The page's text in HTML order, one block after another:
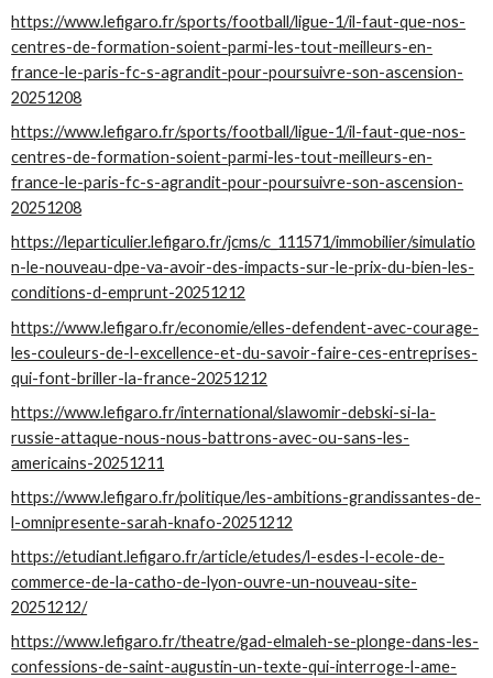
https://www.lefigaro.fr/sports/football/ligue-1/il-faut-que-nos-
centres-de-formation-soient-parmi-les-tout-meilleurs-en-
france-le-paris-fc-s-agrandit-pour-poursuivre-son-ascension-
20251208
https://www.lefigaro.fr/sports/football/ligue-1/il-faut-que-nos-
centres-de-formation-soient-parmi-les-tout-meilleurs-en-
france-le-paris-fc-s-agrandit-pour-poursuivre-son-ascension-
20251208
https://leparticulier.lefigaro.fr/jcms/c_111571/immobilier/simulatio
n-le-nouveau-dpe-va-avoir-des-impacts-sur-le-prix-du-bien-les-
conditions-d-emprunt-20251212
https://www.lefigaro.fr/economie/elles-defendent-avec-courage-
les-couleurs-de-l-excellence-et-du-savoir-faire-ces-entreprises-
qui-font-briller-la-france-20251212
https://www.lefigaro.fr/international/slawomir-debski-si-la-
russie-attaque-nous-nous-battrons-avec-ou-sans-les-
americains-20251211
https://www.lefigaro.fr/politique/les-ambitions-grandissantes-de-
l-omnipresente-sarah-knafo-20251212
https://etudiant.lefigaro.fr/article/etudes/l-esdes-l-ecole-de-
commerce-de-la-catho-de-lyon-ouvre-un-nouveau-site-
20251212/
https://www.lefigaro.fr/theatre/gad-elmaleh-se-plonge-dans-les-
confessions-de-saint-augustin-un-texte-qui-interroge-l-ame-